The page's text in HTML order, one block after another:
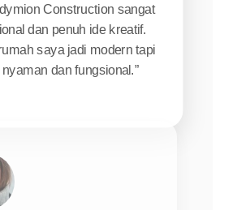
Construction sangat
dan penuh ide kreatif.
saya jadi modern tapi
dan fungsional.”